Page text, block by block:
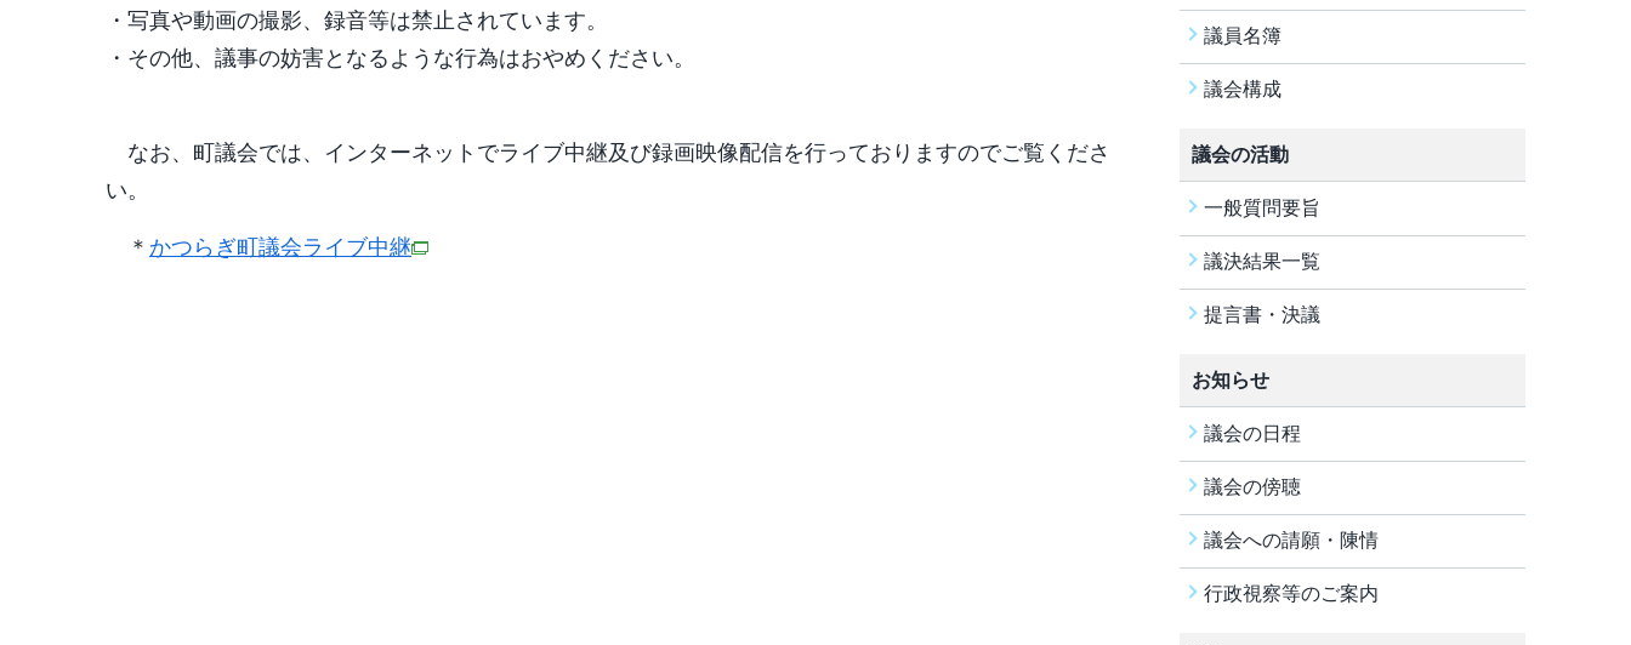
・写真や動画の撮影、録音等は禁止されています。
・その他、議事の妨害となるような行為はおやめください。
なお、町議会では、インターネットでライブ中継及び録画映像配信を行っておりますのでご覧くださ
い。
＊ かつらぎ町議会ライブ中継
議員名簿
議会構成
議会の活動
一般質問要旨
議決結果一覧
提言書・決議
お知らせ
議会の日程
議会の傍聴
議会への請願・陳情
行政視察等のご案内